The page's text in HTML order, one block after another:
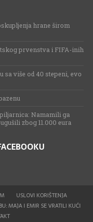
hrane širom
prvenstva i FIFA-inih
sa više od 40 stepeni, evo
Namamili ga
zbog 11.000 eura
USLOVI KORIŠTENJA
MAJA I EMIR SE VRATILI KUĆI